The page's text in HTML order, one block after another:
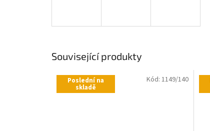
Související produkty
Poslední na
skladě
Kód: 1149/140